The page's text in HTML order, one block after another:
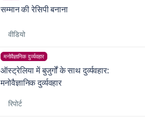
सम्मान की रेसिपी बनाना
वीडियो
मनोवैज्ञानिक दुर्व्यवहार
ऑस्ट्रेलिया में बुजुर्गों के साथ दुर्व्यवहार:
मनोवैज्ञानिक दुर्व्यवहार
रिपोर्ट